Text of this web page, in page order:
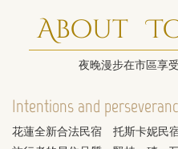
About
夜晚漫步在市區享
Intentions and
花蓮全新合法民宿 托斯卡妮民